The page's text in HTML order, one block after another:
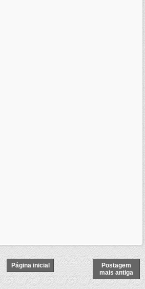
Postagem
mais antiga
Página inicial